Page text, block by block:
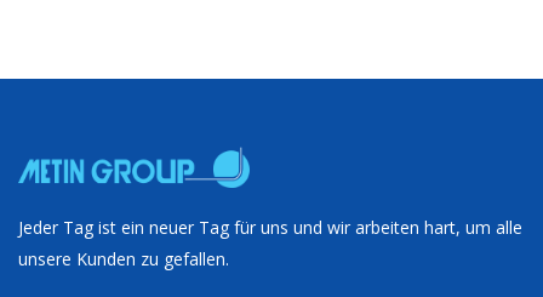
Jeder Tag ist ein neuer Tag für uns und wir arbeiten hart, um alle
unsere Kunden zu gefallen.